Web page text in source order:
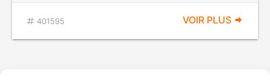
401595 VOIR PLUS